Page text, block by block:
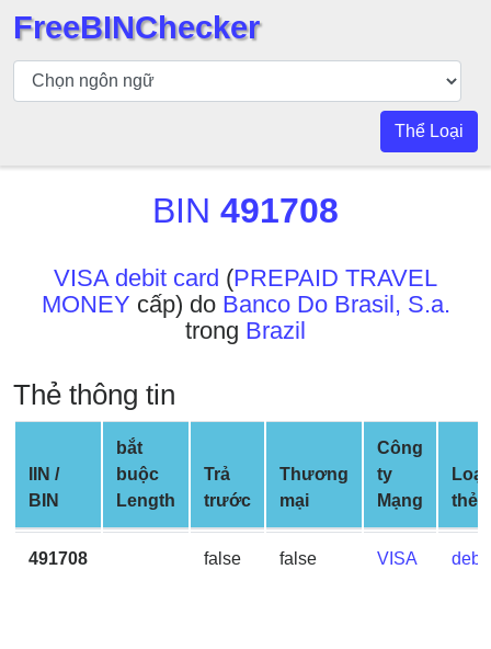
Kiểm
tra
BIN
Generator
Checker
v2
BIN
CC
Generator
FreeBINChecker
Thể Loại
BIN 491708
VISA debit card (PREPAID TRAVEL
MONEY cấp) do Banco Do Brasil, S.a.
trong Brazil
Thẻ thông tin
IIN /
BIN
bắt
buộc
Length
Trả
trước
Thương
mại
Công
ty
Mạng
Loại
thẻ
491708 false false VISA debit